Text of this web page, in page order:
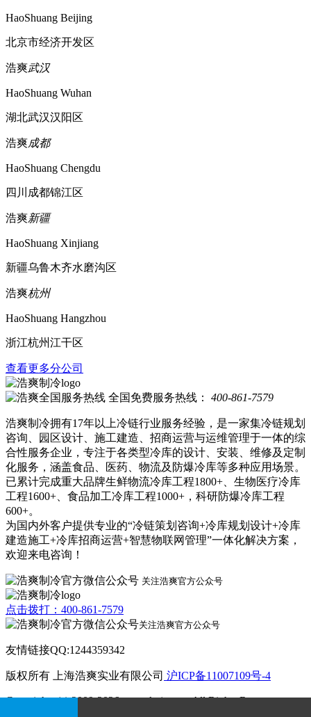
HaoShuang Beijing
北京市经济开发区
浩爽武汉
HaoShuang Wuhan
湖北武汉汉阳区
浩爽成都
HaoShuang Chengdu
四川成都锦江区
浩爽新疆
HaoShuang Xinjiang
新疆乌鲁木齐水磨沟区
浩爽杭州
HaoShuang Hangzhou
浙江杭州江干区
查看更多分公司
全国免费服务热线： 400-861-7579
浩爽制冷拥有17年以上冷链行业服务经验，是一家集冷链规划
咨询、园区设计、施工建造、招商运营与运维管理于一体的综
合性服务企业，专注于各类型冷库的设计、安装、维修及定制
化服务，涵盖食品、医药、物流及防爆冷库等多种应用场景。
已累计完成重大品牌生鲜物流冷库工程1800+、生物医疗冷库
工程1600+、食品加工冷库工程1000+，科研防爆冷库工程
600+。
为国内外客户提供专业的“冷链策划咨询+冷库规划设计+冷库
建造施工+冷库招商运营+智慧物联网管理”一体化解决方案，
欢迎来电咨询！
关注浩爽官方公众号
点击拨打：400-861-7579
关注浩爽官方公众号
友情链接QQ:1244359342
版权所有 上海浩爽实业有限公司 沪ICP备11007109号-4
Copyrights (c) 2009-2026 www.kvjv.com All Rights Reserve.